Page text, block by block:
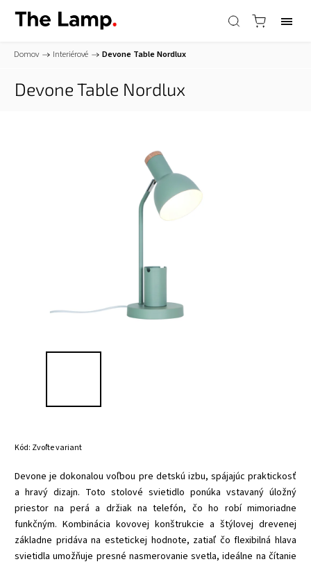
Domov / Interiérové / Devone TableNordlux
Devone Table Nordlux
Kód: Zvoľte variant
Devone je dokonalou voľbou pre detskú izbu, spájajúc praktickosť
a hravý dizajn. Toto stolové svietidlo ponúka vstavaný úložný
priestor na perá a držiak na telefón, čo ho robí mimoriadne
funkčným. Kombinácia kovovej konštrukcie a štýlovej drevenej
základne pridáva na estetickej hodnote, zatiaľ čo flexibilná hlava
svietidla umožňuje presné nasmerovanie svetla, ideálne na čítanie